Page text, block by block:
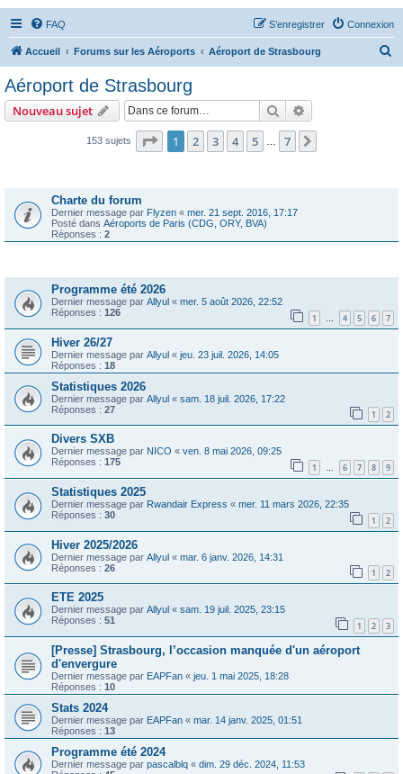
FAQ Connexion
S’enregistrer
Accueil Forums sur les Aéroports Aéroport de Strasbourg
r
Aéroport de Strasbourg
Nouveau sujet Rechercher
153 sujets Page 1sur7
1 2 3 4 5 7
Charte du forum
Dernier message par Flyzen « mer. 21 sept. 2016, 17:17
Posté dans Aéroports de Paris (CDG, ORY, BVA)
Réponses : 2
Programme été 2026
Dernier message par Allyul « mer. 5 août 2026, 22:52
Réponses : 126 1 … 4 5 6 7
Hiver 26/27
Dernier message par Allyul « jeu. 23 juil. 2026, 14:05
Réponses : 18
Statistiques 2026
Dernier message par Allyul « sam. 18 juil. 2026, 17:22
Réponses : 27 1 2
Divers SXB
Dernier message par NICO « ven. 8 mai 2026, 09:25
Réponses : 175 1 … 6 7 8 9
Statistiques 2025
Dernier message par Rwandair Express « mer. 11 mars 2026, 22:35
Réponses : 30 1 2
Hiver 2025/2026
Dernier message par Allyul « mar. 6 janv. 2026, 14:31
Réponses : 26 1 2
ETE 2025
Dernier message par Allyul « sam. 19 juil. 2025, 23:15
Réponses : 51 1 2 3
[Presse] Strasbourg, l’occasion manquée d'un aéroport
d'envergure
Dernier message par EAPFan « jeu. 1 mai 2025, 18:28
Réponses : 10
Stats 2024
Dernier message par EAPFan « mar. 14 janv. 2025, 01:51
Réponses : 13
Programme été 2024
Dernier message par pascalblq « dim. 29 déc. 2024, 11:53